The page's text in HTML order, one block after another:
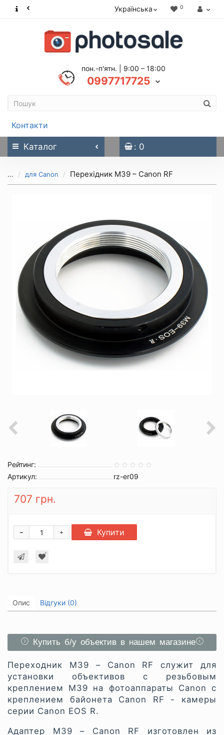
Українська 0
пон.-п'ятн. | 9:00 – 18:00
0997717725
Контакти
Каталог : 0
... для Canon Перехідник М39 – Canon RF
Рейтинг:
Артикул:
rz-er09
707 грн.
+
- Купити
Опис Відгуки (0)
Купить б/у объектив в нашем магазине
Переходник M39 – Canon RF служит для
установки объективов с резьбовым
креплением M39 на фотоаппараты Canon с
креплением байонета Canon RF - камеры
серии Canon EOS R.
Адаптер M39 – Canon RF изготовлен из